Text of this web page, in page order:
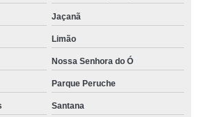
Veigas
crânio infantil Cocaia
contraste preço Várzea do Palácio
Vila Galvão
Parque das Américas
Jaçanã
Limão
Nossa Senhora do Ó
Parque Peruche
Santana